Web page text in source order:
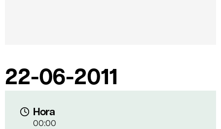
22-06-2011
Hora
00:00